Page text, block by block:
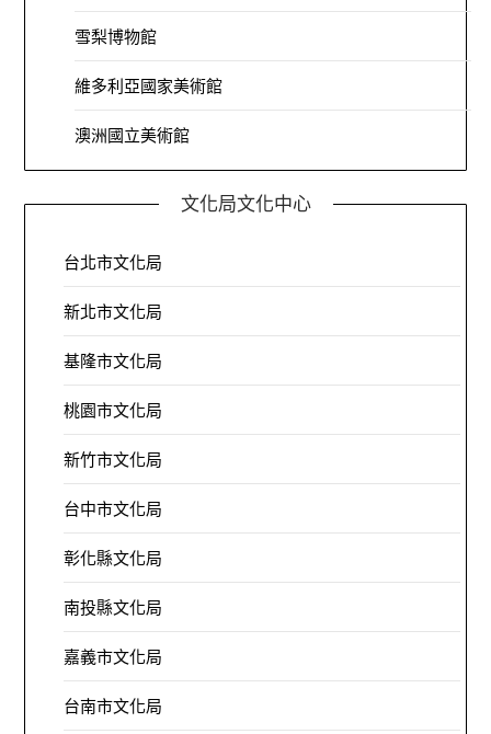
雪梨博物館
維多利亞國家美術館
澳洲國立美術館
文化局文化中心
台北市文化局
新北市文化局
基隆市文化局
桃園市文化局
新竹市文化局
台中市文化局
彰化縣文化局
南投縣文化局
嘉義市文化局
台南市文化局